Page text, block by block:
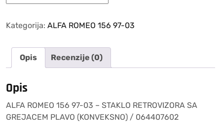
97-
STAKLO
RETROVIZORA
SA
GREJACEM
PLAVO
(KONVEKSNO)
Kategorija: ALFA ROMEO 156 97-03
Opis Recenzije (0)
Opis
ALFA ROMEO 156 97-03 – STAKLO RETROVIZORA SA
GREJACEM PLAVO (KONVEKSNO) / 064407602